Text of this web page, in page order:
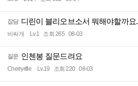
잡담 디린이 블리오브소서 뭐해야할까요.
비싸개 Lv.1 조회 265 08-03
질문 인첸봉 질문드려요
Cherryrifle Lv.19 조회 220 08-03